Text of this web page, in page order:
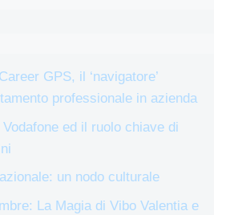
GPS, il ‘navigatore’
professionale in azienda
ed il ruolo chiave di
un nodo culturale
La Magia di Vibo Valentia e